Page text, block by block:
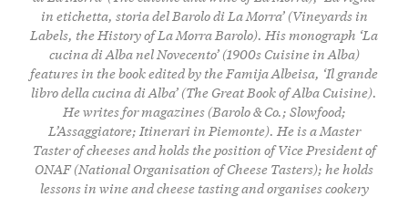
in etichetta, storia del Barolo di La Morra’ (Vineyards in
Labels, the History of La Morra Barolo). His monograph ‘La
cucina di Alba nel Novecento’ (1900s Cuisine in Alba)
features in the book edited by the Famija Albeisa, ‘Il grande
libro della cucina di Alba’ (The Great Book of Alba Cuisine).
He writes for magazines (Barolo & Co.; Slowfood;
L’Assaggiatore; Itinerari in Piemonte). He is a Master
Taster of cheeses and holds the position of Vice President of
ONAF (National Organisation of Cheese Tasters); he holds
lessons in wine and cheese tasting and organises cookery